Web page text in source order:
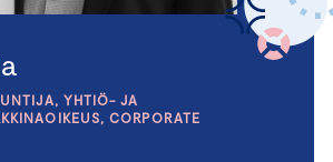
YHTIÖ- JA
CORPORATE